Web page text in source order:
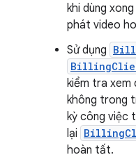
khi dùng
phát video
Sử dụng
kiểm tra xem
không trong
kỳ công việc
lại
hoàn tất.